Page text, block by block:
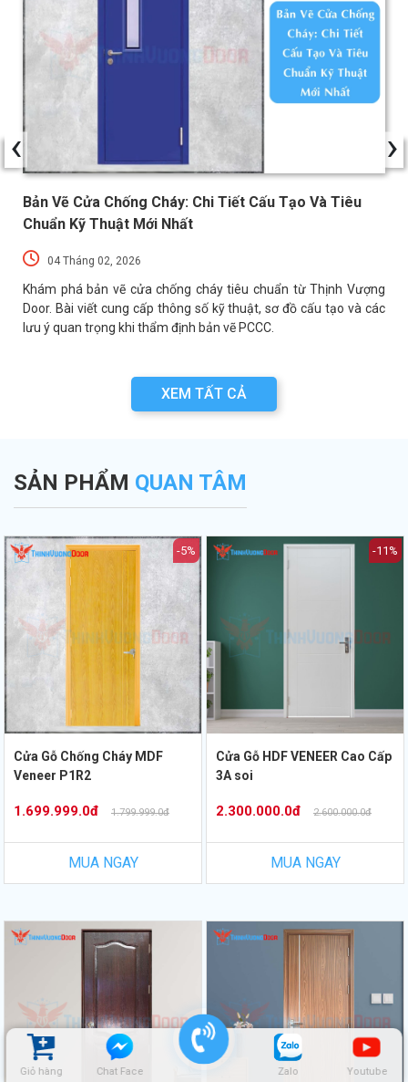
Giỏ hàng Chat Face Zalo Youtube
Bản Vẽ Cửa Chống Cháy: Chi Tiết Cấu Tạo Và Tiêu
Chuẩn Kỹ Thuật Mới Nhất
04 Tháng 02, 2026
Khám phá bản vẽ cửa chống cháy tiêu chuẩn từ Thịnh Vượng
Door. Bài viết cung cấp thông số kỹ thuật, sơ đồ cấu tạo và các
lưu ý quan trọng khi thẩm định bản vẽ PCCC.
‹ ›
XEM TẤT CẢ
SẢN PHẨM QUAN TÂM
-5%
Cửa Gỗ Chống Cháy MDF
Veneer P1R2
1.699.999.0đ 1.799.999.0đ
MUA NGAY
-11%
Cửa Gỗ HDF VENEER Cao Cấp
3A soi
2.300.000.0đ 2.600.000.0đ
MUA NGAY